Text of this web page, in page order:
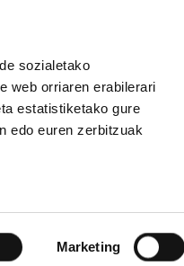
sozialetako
web orriaren erabilerari
estatistiketako gure
edo euren zerbitzuak
Marketing